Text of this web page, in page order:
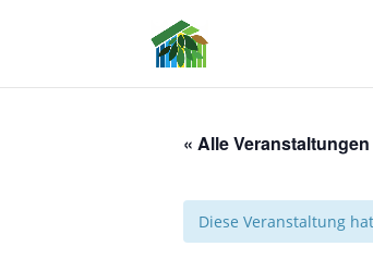
« Alle Veranstaltungen
Diese Veranstaltung